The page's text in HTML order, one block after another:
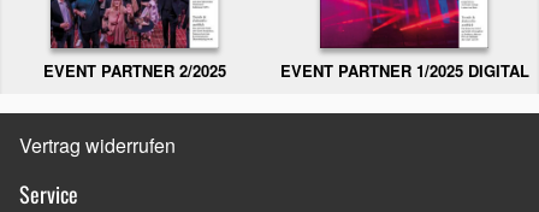
EVENT PARTNER 2/2025 EVENT PARTNER 1/2025 DIGITAL
Vertrag widerrufen
Service